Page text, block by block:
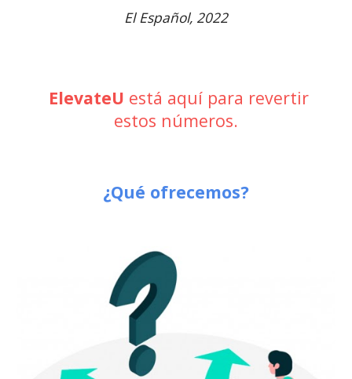
El Español, 2022
ElevateU está aquí para revertir
estos números.
¿Qué ofrecemos?